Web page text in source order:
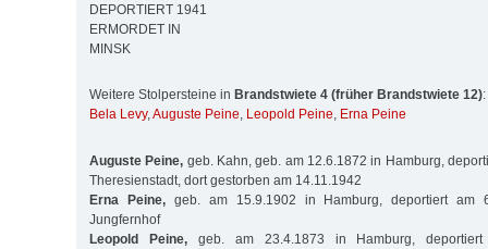
DEPORTIERT 1941
ERMORDET IN
MINSK
Weitere Stolpersteine in Brandstwiete 4 (früher Brandstwiete 12):
Bela Levy,Auguste Peine, Leopold Peine, Erna Peine
Auguste Peine, geb. Kahn, geb. am 12.6.1872 in Hamburg,
Theresienstadt, dort gestorben am 14.11.1942
Erna Peine,geb. am 15.9.1902 in Hamburg, deportiert am
Jungfernhof
Leopold Peine,geb. am 23.4.1873 in Hamburg, deportiert